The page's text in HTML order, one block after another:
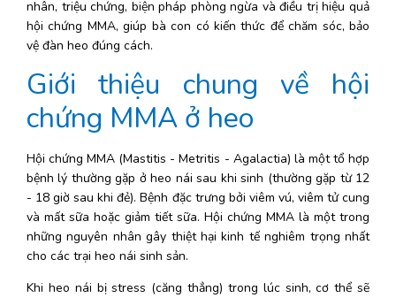
nhân, triệu chứng, biện pháp phòng ngừa và điều trị hiệu quả
hội chứng MMA, giúp bà con có kiến thức để chăm sóc, bảo
vệ đàn heo đúng cách.
Giới thiệu chung về hội
chứng MMA ở heo
Hội chứng MMA (Mastitis - Metritis - Agalactia) là một tổ hợp
bệnh lý thường gặp ở heo nái sau khi sinh (thường gặp từ 12
- 18 giờ sau khi đẻ). Bệnh đặc trưng bởi viêm vú, viêm tử cung
và mất sữa hoặc giảm tiết sữa. Hội chứng MMA là một trong
những nguyên nhân gây thiệt hại kinh tế nghiêm trọng nhất
cho các trại heo nái sinh sản.
Khi heo nái bị stress (căng thẳng) trong lúc sinh, cơ thể sẽ